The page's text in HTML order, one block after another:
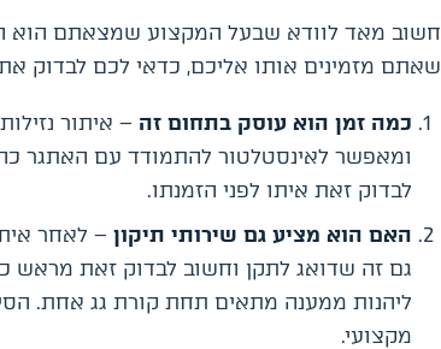
חשוב מאד לוודא שבעל המקצוע שמצאתם הוא
שאתם מזמינים אותו אליכם, כדאי לכם לבדוק
כמה זמן הוא עוסק בתחום זה – איתור
ומאפשר לאינסטלטור להתמודד עם האתגר
לבדוק זאת איתו לפני הזמנתו.
האם הוא מציע גם שירותי תיקון– לאחר
גם זה שדואג לתקן וחשוב לבדוק זאת מראש
ליהנות ממענה מתאים תחת קורת גג אחת.
מקצועי.